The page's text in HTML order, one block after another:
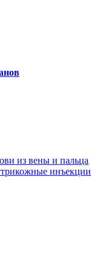
из вены и пальца
инъекции